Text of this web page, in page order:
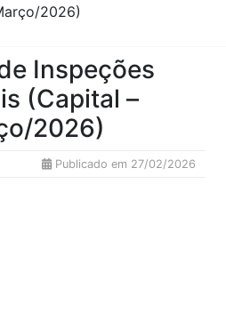
2026)
Inspeções
(Capital –
2026)
Publicado em 27/02/2026